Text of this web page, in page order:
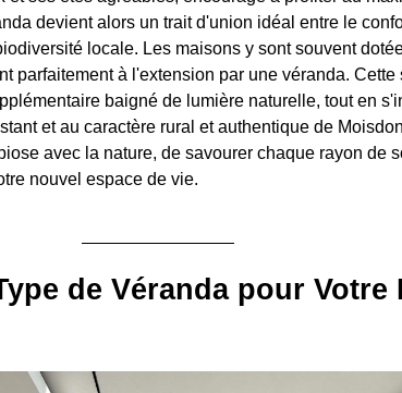
devient alors un trait d'union idéal entre le
locale. Les maisons y sont souvent
parfaitement à l'extension par une véranda. Cette
baigné de lumière naturelle, tout en
et au caractère rural et authentique de
avec la nature, de savourer chaque rayon de
nouvel espace de vie.
de Véranda pour Votre